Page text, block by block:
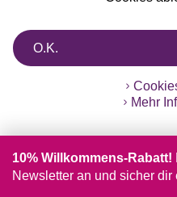
Gratis Versand ab
O.K.
Mehr
10% Willkommens-Rabatt!
Newsletter an und sicher